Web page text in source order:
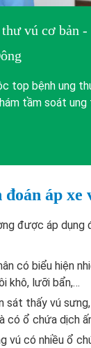
vú cơ bản -
top bệnh ung
tầm soát
áp xe
được áp dụng
có biểu hiện
khô, lưỡi bẩn,…
sát thấy vú
có ổ chứa dịch
vú có nhiều ổ